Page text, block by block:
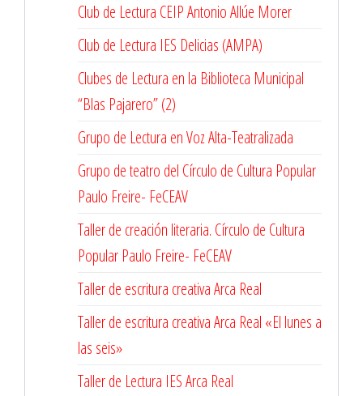
Club de Lectura CEIP Antonio Allúe Morer
Club de Lectura IES Delicias (AMPA)
Clubes de Lectura en la Biblioteca Municipal
“Blas Pajarero” (2)
Grupo de Lectura en Voz Alta-Teatralizada
Grupo de teatro del Círculo de Cultura Popular
Paulo Freire- FeCEAV
Taller de creación literaria. Círculo de Cultura
Popular Paulo Freire- FeCEAV
Taller de escritura creativa Arca Real
Taller de escritura creativa Arca Real «El lunes a
las seis»
Taller de Lectura IES Arca Real